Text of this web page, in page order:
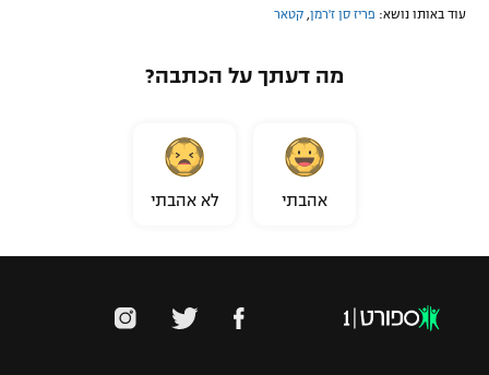
עוד באותו נושא: פריז סן ז'רמן, קטאר
מה דעתך על הכתבה?
אהבתי לא אהבתי